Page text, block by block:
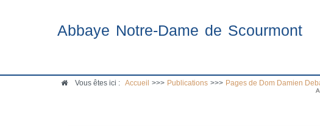
Abbaye Notre-Dame de Scourmont
Vous êtes ici : Accueil >>> Publications >>> Pages de Dom Damien